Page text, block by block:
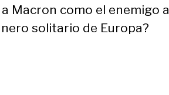
Macron como el enemigo a
solitario de Europa?